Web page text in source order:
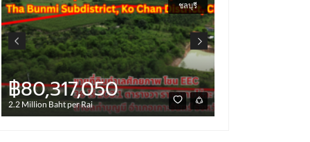
ชลบุรี
฿80,317,050
2.2 Million Baht per Rai